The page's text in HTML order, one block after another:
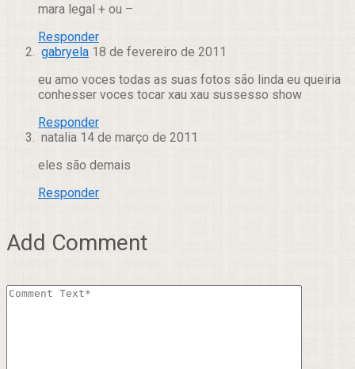
mara legal + ou –
Responder
gabryela 18 de fevereiro de 2011
eu amo voces todas as suas fotos são linda eu queiria
conhesser voces tocar xau xau sussesso show
Responder
natalia 14 de março de 2011
eles são demais
Responder
Add Comment